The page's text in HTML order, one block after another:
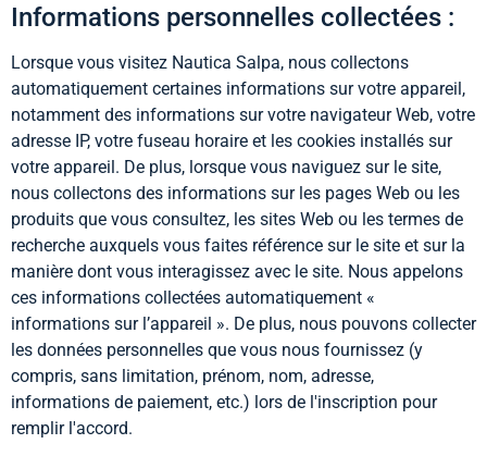
Informations personnelles collectées :
Lorsque vous visitez Nautica Salpa, nous collectons
automatiquement certaines informations sur votre appareil,
notamment des informations sur votre navigateur Web, votre
adresse IP, votre fuseau horaire et les cookies installés sur
votre appareil. De plus, lorsque vous naviguez sur le site,
nous collectons des informations sur les pages Web ou les
produits que vous consultez, les sites Web ou les termes de
recherche auxquels vous faites référence sur le site et sur la
manière dont vous interagissez avec le site. Nous appelons
ces informations collectées automatiquement «
informations sur l’appareil ». De plus, nous pouvons collecter
les données personnelles que vous nous fournissez (y
compris, sans limitation, prénom, nom, adresse,
informations de paiement, etc.) lors de l'inscription pour
remplir l'accord.